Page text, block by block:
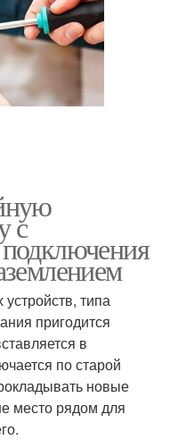
с
типа
пригодится
в
по старой
новые
место рядом для